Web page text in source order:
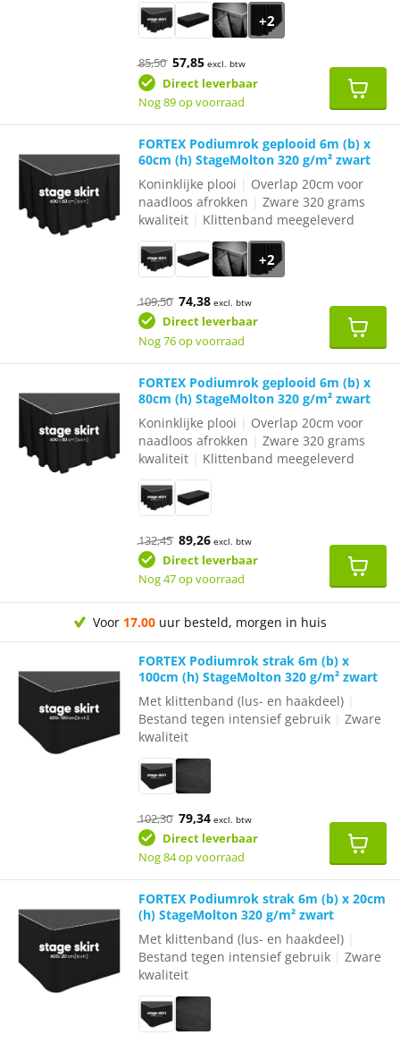
+2
85,50 Oorspronkelijke
prijs
was:
57,85Huidige
prijs
is:
excl. btw
Direct leverbaar
Nog 89 op voorraad
FORTEX Podiumrok geplooid 6m (b) x
60cm (h) StageMolton 320 g/m² zwart
Koninklijke plooi
Overlap 20cm voor
naadloos afrokken |Zware 320 grams
kwaliteit
Klittenband meegeleverd
+2
109,50 Oorspronkelijke
prijs
was:
74,38Huidige
prijs
is:
excl. btw
Direct leverbaar
Nog 76 op voorraad
FORTEX Podiumrok geplooid 6m (b) x
80cm (h) StageMolton 320 g/m² zwart
Koninklijke plooi
Overlap 20cm voor
naadloos afrokken |Zware 320 grams
kwaliteit
Klittenband meegeleverd
132,45 Oorspronkelijke
prijs
was:
89,26Huidige
prijs
is:
€89,26.
excl. btw
Direct leverbaar
Nog 47 op voorraad
Voor 17.00uur besteld, morgen in huis
FORTEX Podiumrok strak 6m (b) x
100cm (h) StageMolton 320 g/m² zwart
Met klittenband (lus- en haakdeel)
Bestand tegen intensief gebruik |Zware
kwaliteit
102,30 Oorspronkelijke
prijs
was:
79,34Huidige
prijs
is:
excl. btw
Direct leverbaar
Nog 84 op voorraad
FORTEX Podiumrok strak 6m (b) x 20cm
(h) StageMolton 320 g/m² zwart
Met klittenband (lus- en haakdeel)
Bestand tegen intensief gebruik |Zware
kwaliteit